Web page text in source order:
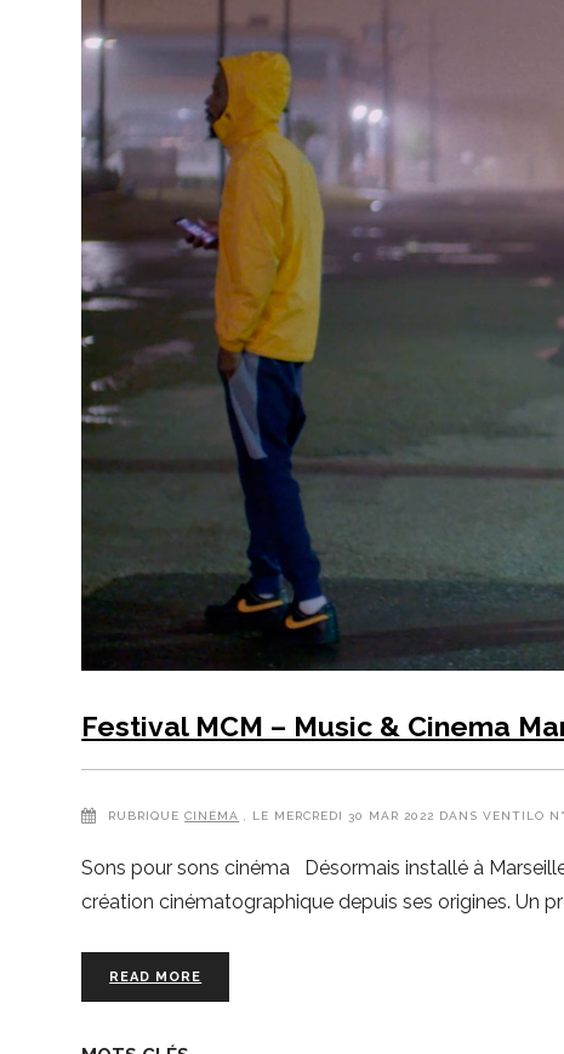
Festival MCM – Music & Cinema
RUBRIQUE CINÉMA , LE MERCREDI 30 MAR 2022 DANS VENTILO
Sons pour sons cinéma Désormais installé à
création cinématographique depuis ses origines.
READ MORE